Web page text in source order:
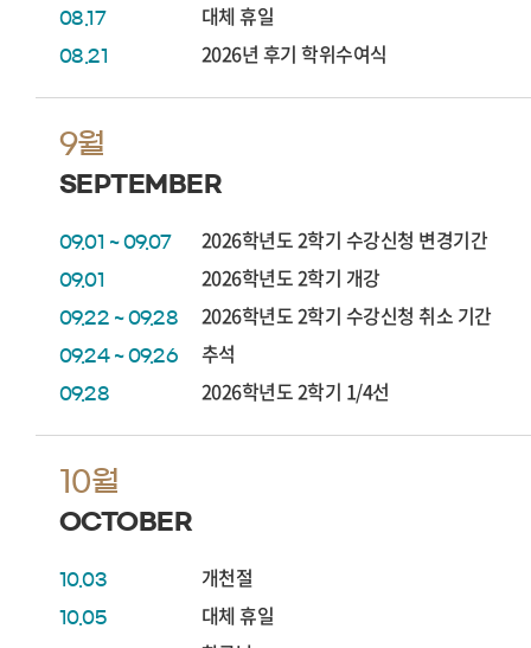
08.17 대체 휴일
08.21 2026년 후기 학위수여식
9월
SEPTEMBER
09.01 ~ 09.07 2026학년도 2학기 수강신청 변경기간
09.01 2026학년도 2학기 개강
09.22 ~ 09.28 2026학년도 2학기 수강신청 취소 기간
09.24 ~ 09.26 추석
09.28 2026학년도 2학기 1/4선
10월
OCTOBER
10.03 개천절
10.05 대체 휴일